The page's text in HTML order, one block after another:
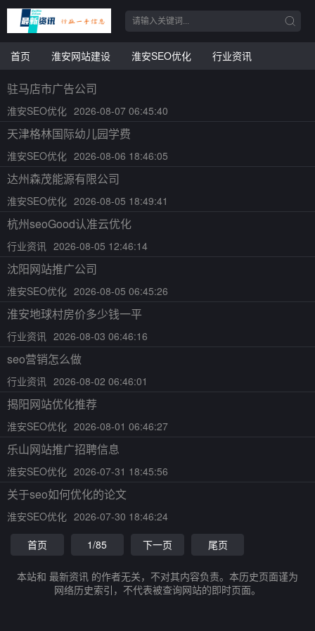
首页 淮安网站建设 淮安SEO优化 行业资讯
驻马店市广告公司
淮安SEO优化 2026-08-07 06:45:40
天津格林国际幼儿园学费
淮安SEO优化 2026-08-06 18:46:05
达州森茂能源有限公司
淮安SEO优化 2026-08-05 18:49:41
杭州seoGood认准云优化
行业资讯 2026-08-05 12:46:14
沈阳网站推广公司
淮安SEO优化 2026-08-05 06:45:26
淮安地球村房价多少钱一平
行业资讯 2026-08-03 06:46:16
seo营销怎么做
行业资讯 2026-08-02 06:46:01
揭阳网站优化推荐
淮安SEO优化 2026-08-01 06:46:27
乐山网站推广招聘信息
淮安SEO优化 2026-07-31 18:45:56
关于seo如何优化的论文
淮安SEO优化 2026-07-30 18:46:24
首页
1/85 下一页 尾页
本站和 最新资讯 的作者无关，不对其内容负责。本历史页面谨为
网络历史索引，不代表被查询网站的即时页面。